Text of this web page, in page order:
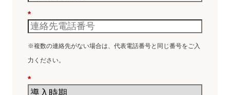
*
※複数の連絡先がない場合は、代表電話番号と同じ番号をご入
力ください。
*